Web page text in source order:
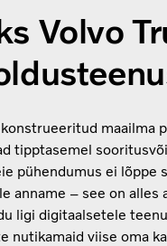
Volvo
maailma
tipptasemel
pühendumus ei lõppe
anname – see on alles
ligi digitaalsetele
nutikamaid viise oma